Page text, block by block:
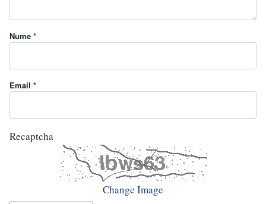
Nume *
Email *
Recaptcha
Change Image